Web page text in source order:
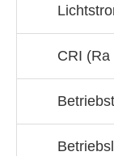
CRI (Ra